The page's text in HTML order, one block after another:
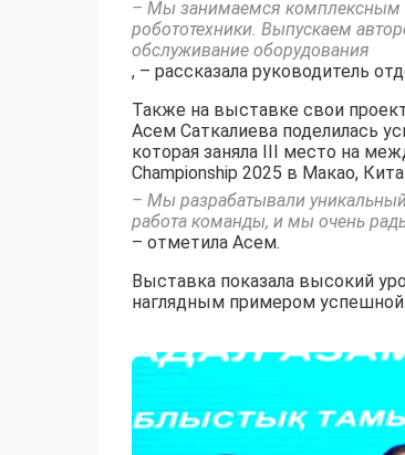
– Мы занимаемся комплексным
робототехники. Выпускаем
обслуживание оборудования
, – рассказала руководитель
Также на выставке свои
Асем Саткалиева поделилась
которая заняла III место на
Championship 2025 в Макао,
– Мы разрабатывали
работа команды, и мы очень
– отметила Асем.
Выставка показала высокий
наглядным примером успешной